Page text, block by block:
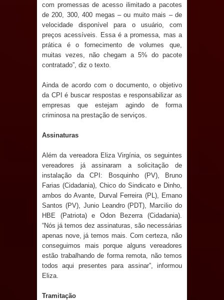
Prefeito Major Sidnei busca em
Brasília recursos para nova Casa de
Diretório Nacional do PDT durante
Convenção em Brasília
Dois Gigantes da Poesia Paraibana
inspiram a IV FEIRA LITERÁRIA DO
BREJO em Guarabira
Vereador Davyd Matias reúne cerca
de 200 lideranças em apoio à pré-
candidatura de Denise Ribeiro à
com promessas de acesso ilimitado a pacotes
de 200, 300, 400 megas – ou muito mais – de
velocidade disponível para o usuário, com
preços acessíveis. Essa é a promessa, mas a
prática é o fornecimento de volumes que,
muitas vezes, não chegam a 5% do pacote
contratado”, diz o texto.
Ainda de acordo com o documento, o objetivo
da CPI é buscar respostas e responsabilizar as
empresas que estejam agindo de forma
criminosa na prestação de serviços.
Assinaturas
Além da vereadora Eliza Virgínia, os seguintes
vereadores já assinaram a solicitação de
instalação da CPI: Bosquinho (PV), Bruno
Farias (Cidadania), Chico do Sindicato e Dinho,
ambos do Avante, Durval Ferreira (PL), Emano
Santos (PV), Junio Leandro (PDT), Marcilio do
HBE (Patriota) e Odon Bezerra (Cidadania).
“Nós já temos dez assinaturas, são necessárias
apenas nove, já temos mais. Com certeza, não
conseguimos mais porque alguns vereadores
estão trabalhando de forma remota, não temos
todos aqui presentes para assinar”, informou
Eliza.
Tramitação